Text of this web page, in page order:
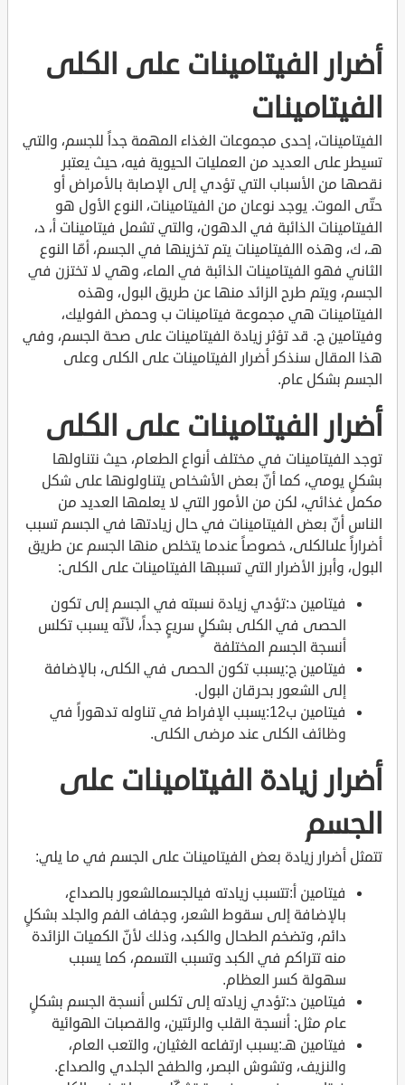
أضرار الفيتامينات على الكلى
الفيتامينات
الفيتامينات، إحدى مجموعات الغذاء المهمة جداً للجسم، والتي
تسيطر على العديد من العمليات الحيوية فيه، حيث يعتبر
نقصها من الأسباب التي تؤدي إلى الإصابة بالأمراض أو
حتّى الموت. يوجد نوعان من الفيتامينات، النوع الأول هو
الفيتامينات الذائبة في الدهون، والتي تشمل فيتامينات أ، د،
هـ، ك، وهذه االفيتامينات يتم تخزينها في الجسم، أمّا النوع
الثاني فهو الفيتامينات الذائبة في الماء، وهي لا تختزن في
الجسم، ويتم طرح الزائد منها عن طريق البول، وهذه
الفيتامينات هي مجموعة فيتامينات ب وحمض الفوليك،
وفيتامين ج. قد تؤثر زيادة الفيتامينات على صحة الجسم، وفي
هذا المقال سنذكر أضرار الفيتامينات على الكلى وعلى
الجسم بشكل عام.
أضرار الفيتامينات على الكلى
توجد الفيتامينات في مختلف أنواع الطعام، حيث نتناولها
بشكلٍ يومي، كما أنّ بعض الأشخاص يتناولونها على شكل
مكمل غذائي، لكن من الأمور التي لا يعلمها العديد من
الناس أنّ بعض الفيتامينات في حال زيادتها في الجسم تسبب
أضراراً علىالكلى، خصوصاً عندما يتخلص منها الجسم عن طريق
البول، وأبرز الأضرار التي تسببها الفيتامينات على الكلى:
فيتامين د:تؤدي زيادة نسبته في الجسم إلى تكون
الحصى في الكلى بشكلٍ سريعٍ جداً، لأنّه يسبب تكلس
أنسجة الجسم المختلفة
فيتامين ج:يسبب تكون الحصى في الكلى، بالإضافة
إلى الشعور بحرقان البول.
فيتامين ب12:يسبب الإفراط في تناوله تدهوراً في
وظائف الكلى عند مرضى الكلى.
أضرار زيادة الفيتامينات على
الجسم
تتمثل أضرار زيادة بعض الفيتامينات على الجسم في ما يلي:
فيتامين أ:تتسبب زيادته فيالجسمالشعور بالصداع،
بالإضافة إلى سقوط الشعر، وجفاف الفم والجلد بشكلٍ
دائم، وتضخم الطحال والكبد، وذلك لأنّ الكميات الزائدة
منه تتراكم في الكبد وتسبب التسمم، كما يسبب
سهولة كسر العظام.
فيتامين د:تؤدي زيادته إلى تكلس أنسجة الجسم بشكلٍ
عام مثل: أنسجة القلب والرئتين، والقصبات الهوائية
فيتامين هـ:يسبب ارتفاعه الغثيان، والتعب العام،
والنزيف، وتشوش البصر، والطفح الجلدي والصداع.